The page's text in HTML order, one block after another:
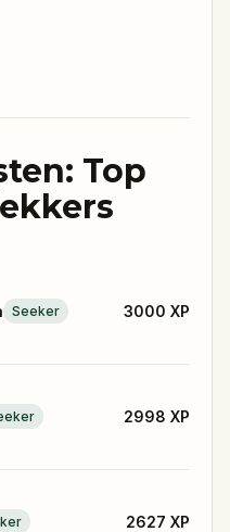
Top
Seeker 3000 XP
2998 XP
2627 XP